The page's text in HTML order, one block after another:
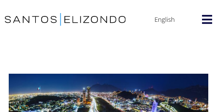
English